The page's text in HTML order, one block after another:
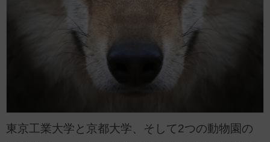
東京工業大学と京都大学、そして2つの動物園の